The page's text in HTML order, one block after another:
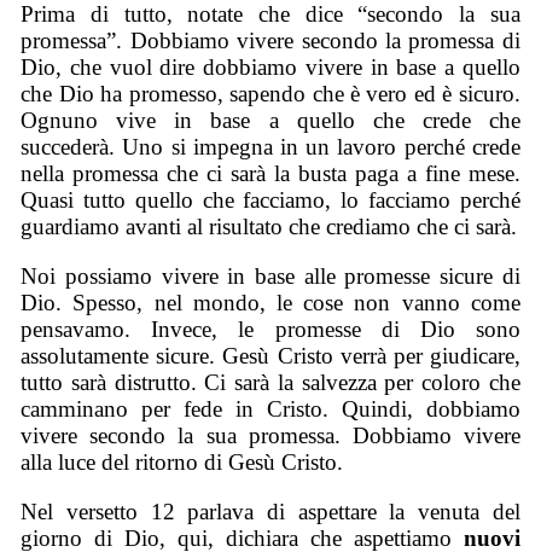
Prima di tutto, notate che dice “secondo la sua
promessa”. Dobbiamo vivere secondo la promessa di
Dio, che vuol dire dobbiamo vivere in base a quello
che Dio ha promesso, sapendo che è vero ed è sicuro.
Ognuno vive in base a quello che crede che
succederà. Uno si impegna in un lavoro perché crede
nella promessa che ci sarà la busta paga a fine mese.
Quasi tutto quello che facciamo, lo facciamo perché
guardiamo avanti al risultato che crediamo che ci sarà.
Noi possiamo vivere in base alle promesse sicure di
Dio. Spesso, nel mondo, le cose non vanno come
pensavamo. Invece, le promesse di Dio sono
assolutamente sicure. Gesù Cristo verrà per giudicare,
tutto sarà distrutto. Ci sarà la salvezza per coloro che
camminano per fede in Cristo. Quindi, dobbiamo
vivere secondo la sua promessa. Dobbiamo vivere
alla luce del ritorno di Gesù Cristo.
Nel versetto 12 parlava di aspettare la venuta del
giorno di Dio, qui, dichiara che aspettiamo nuovi